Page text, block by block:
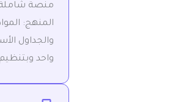
منصة شاملة
المنهج:
والجداول
واحد